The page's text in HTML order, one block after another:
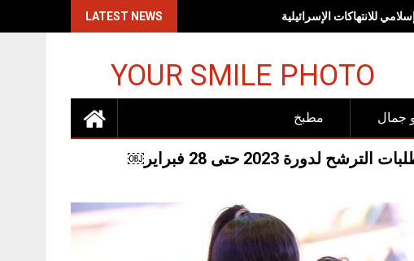
LATEST NEWS للانتهاكات الإسرائيلية
YOUR SMILE PHOTO
مطبخ جمال
2023 حتى 28 فبراير￼